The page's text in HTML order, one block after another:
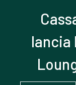
lancia